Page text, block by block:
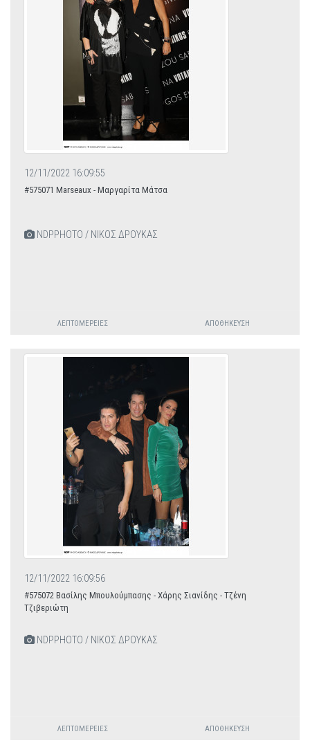
12/11/2022 16:09:55
#575071 Marseaux - Μαργαρίτα Μάτσα
NDPPHOTO / ΝΙΚΟΣ ΔΡΟΥΚΑΣ
ΛΕΠΤΟΜΈΡΕΙΕΣ ΑΠΟΘΉΚΕΥΣΗ
12/11/2022 16:09:56
#575072 Βασίλης Μπουλούμπασης - Χάρης Σιανίδης - Τζένη
Τζιβεριώτη
NDPPHOTO / ΝΙΚΟΣ ΔΡΟΥΚΑΣ
ΛΕΠΤΟΜΈΡΕΙΕΣ ΑΠΟΘΉΚΕΥΣΗ